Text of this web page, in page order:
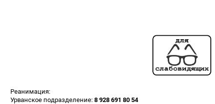
Реанимация:
Урванское подразделение: 8 928 691 80 54